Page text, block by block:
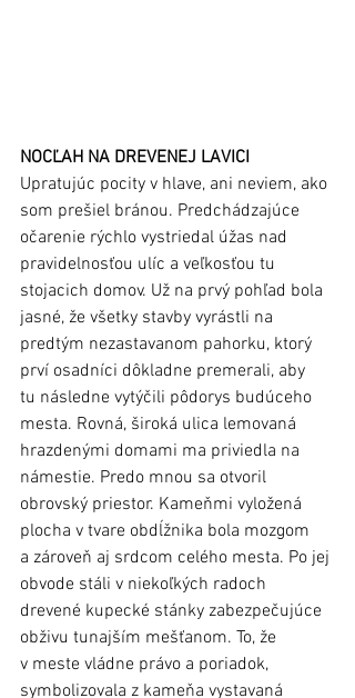
NOCĽAH NA DREVENEJ LAVICI
Upratujúc pocity v hlave, ani neviem, ako
som prešiel bránou. Predchádzajúce
očarenie rýchlo vystriedal úžas nad
pravidelnosťou ulíc a veľkosťou tu
stojacich domov. Už na prvý pohľad bola
jasné, že všetky stavby vyrástli na
predtým nezastavanom pahorku, ktorý
prví osadníci dôkladne premerali, aby
tu následne vytýčili pôdorys budúceho
mesta. Rovná, široká ulica lemovaná
hrazdenými domami ma priviedla na
námestie. Predo mnou sa otvoril
obrovský priestor. Kameňmi vyložená
plocha v tvare obdĺžnika bola mozgom
a zároveň aj srdcom celého mesta. Po jej
obvode stáli v niekoľkých radoch
drevené kupecké stánky zabezpečujúce
obživu tunajším mešťanom. To, že
v meste vládne právo a poriadok,
symbolizovala z kameňa vystavaná